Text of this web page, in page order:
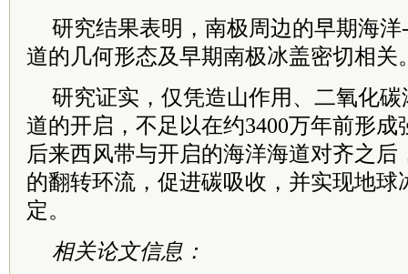
研究结果表明，南极周边的早期海
道的几何形态及早期南极冰盖密切相关
研究证实，仅凭造山作用、二氧化
道的开启，不足以在约3400万年前形成
后来西风带与开启的海洋海道对齐之后
的翻转环流，促进碳吸收，并实现地球
定。
相关论文信息：